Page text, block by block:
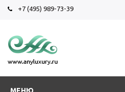
+7 (495) 989-73-39